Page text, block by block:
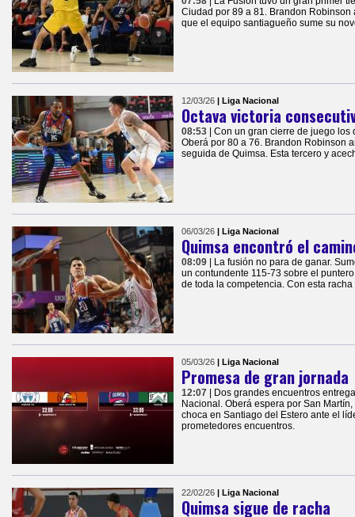
Ciudad por 89 a 81. Brandon
que el equipo santiagueño sume su
12/03/26 | Liga Nacional
Octava victoria
08:53
| Con un gran cierre de juego
Oberá por 80 a 76. Brandon Robinson
seguida de Quimsa. Esta tercero y
06/03/26 | Liga Nacional
Quimsa encontró el
08:09
| La fusión no para de ganar.
un contundente 115-73 sobre el
de toda la competencia. Con esta
05/03/26 | Liga Nacional
Promesa de gran jornada
12:07
| Dos grandes encuentros
Nacional. Oberá espera por San
choca en Santiago del Estero ante el
prometedores encuentros.
22/02/26 | Liga Nacional
Quimsa sigue de racha